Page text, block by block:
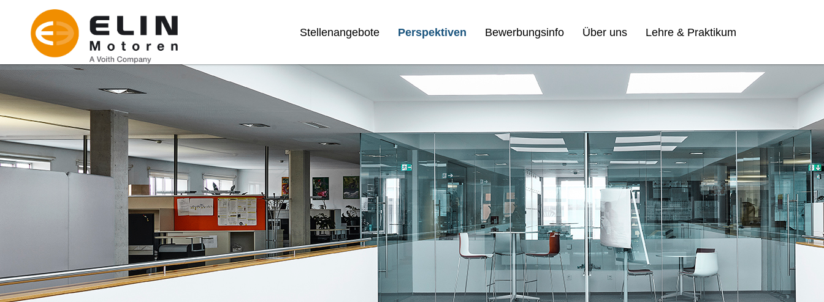
Stellenangebote Perspektiven Bewerbungsinfo Über uns Lehre & Praktikum